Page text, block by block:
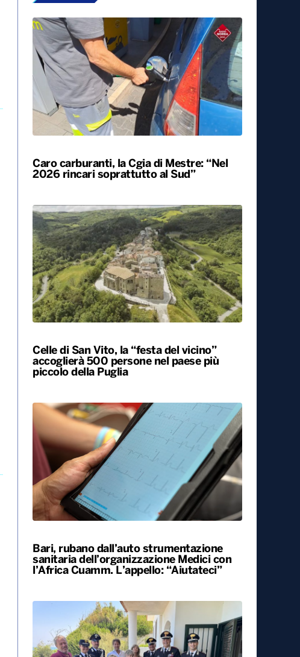
Caro carburanti, la Cgia di Mestre: “Nel
2026 rincari soprattutto al Sud”
Celle di San Vito, la “festa del vicino”
accoglierà 500 persone nel paese più
piccolo della Puglia
Bari, rubano dall’auto strumentazione
sanitaria dell’organizzazione Medici con
l’Africa Cuamm. L’appello: “Aiutateci”